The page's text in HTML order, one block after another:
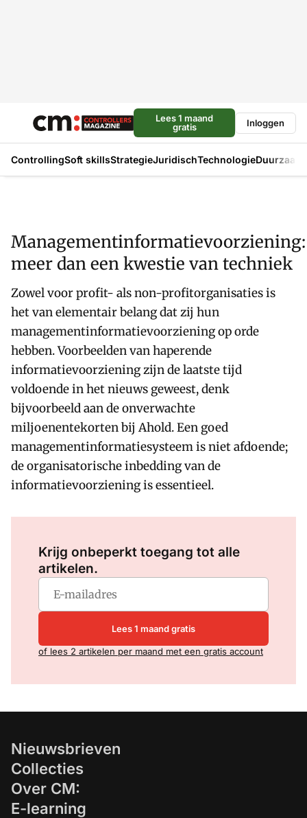
Lees 1 maand
gratis
Inloggen
ControllingSoft skillsStrategieJuridischTechnologie
Managementinformatievoorziening:
meer dan een kwestie van techniek
Zowel voor profit- als non-profitorganisaties is
het van elementair belang dat zij hun
managementinformatievoorziening op orde
hebben. Voorbeelden van haperende
informatievoorziening zijn de laatste tijd
voldoende in het nieuws geweest, denk
bijvoorbeeld aan de onverwachte
miljoenentekorten bij Ahold. Een goed
managementinformatiesysteem is niet afdoende;
de organisatorische inbedding van de
informatievoorziening is essentieel.
Krijg onbeperkt toegang tot alle
artikelen.
Lees 1 maand gratis
of lees 2 artikelen per maand met een gratis account
Nieuwsbrieven
Collecties
Over CM:
E-learning